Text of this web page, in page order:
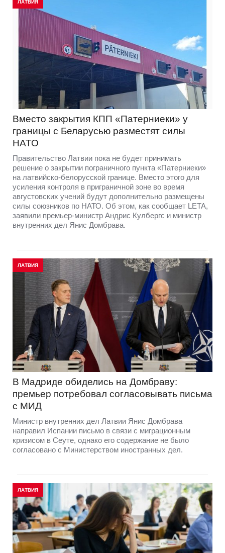
ЛАТВИЯ
Вместо закрытия КПП «Патерниеки» у
границы с Беларусью разместят силы
НАТО
Правительство Латвии пока не будет принимать
решение о закрытии пограничного пункта «Патерниеки»
на латвийско-белорусской границе. Вместо этого для
усиления контроля в приграничной зоне во время
августовских учений будут дополнительно размещены
силы союзников по НАТО. Об этом, как сообщает LETA,
заявили премьер-министр Андрис Кулбергс и министр
внутренних дел Янис Домбрава.
ЛАТВИЯ
В Мадриде обиделись на Домбраву:
премьер потребовал согласовывать письма
с МИД
Министр внутренних дел Латвии Янис Домбрава
направил Испании письмо в связи с миграционным
кризисом в Сеуте, однако его содержание не было
согласовано с Министерством иностранных дел.
ЛАТВИЯ